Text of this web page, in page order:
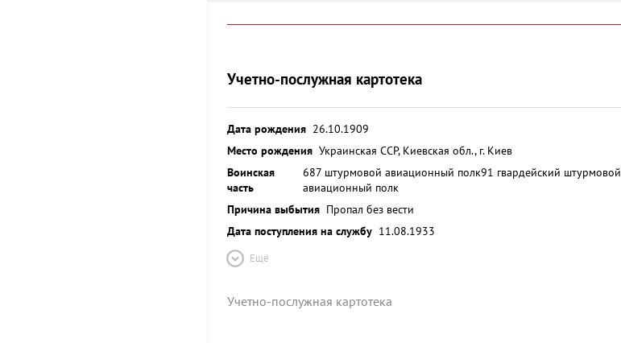
Учетно-послужная картотека
Дата рождения 26.10.1909
Место рождения Украинская ССР, Киевская обл., г. Киев
Воинская
часть
687 штурмовой авиационный полк91 гвардейский штурмовой
авиационный полк
Причина выбытия Пропал без вести
Дата поступления на службу 11.08.1933
Ещё
Учетно-послужная картотека